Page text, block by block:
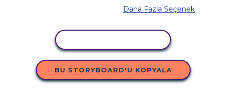
Daha Fazla Seçenek
BU STORYBOARD'U KOPYALA